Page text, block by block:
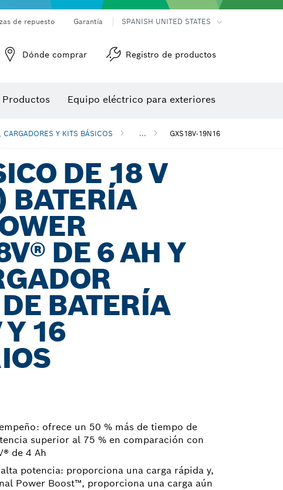
de repuesto Garantía SPANISH UNITED STATES
Dónde comprar Registro de productos
Productos Equipo eléctrico para exteriores
CARGADORES Y KITS BÁSICOS ... GXS18V-19N16
DE 18 V
BATERÍA
DE 6 AH Y
BATERÍA
Y 16
ofrece un 50 % más de tiempo de
superior al 75 % en comparación con
de 4 Ah
potencia: proporciona una carga rápida y,
Power Boost™, proporciona una carga aún